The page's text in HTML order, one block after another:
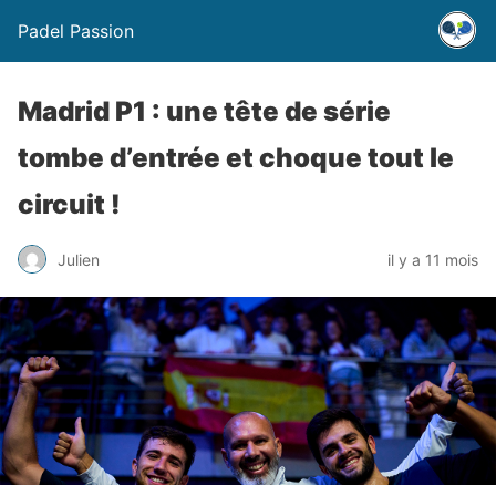
Padel Passion
Madrid P1 : une tête de série
tombe d’entrée et choque tout le
circuit !
Julien il y a 11 mois